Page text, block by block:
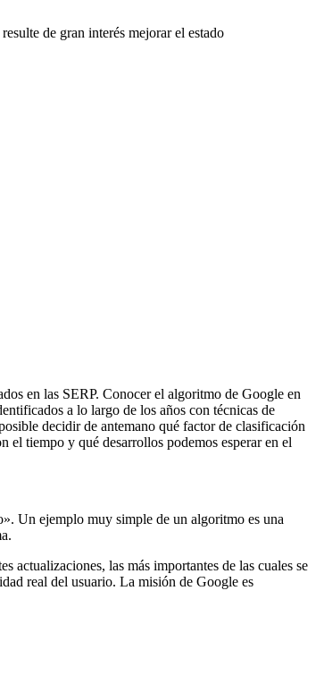
de gran interés mejorar el estado
en las SERP. Conocer el algoritmo de Google en
a lo largo de los años con técnicas de
decidir de antemano qué factor de clasificación
el tiempo y qué desarrollos podemos esperar en el
Un ejemplo muy simple de un algoritmo es una
actualizaciones, las más importantes de las cuales se
real del usuario. La misión de Google es